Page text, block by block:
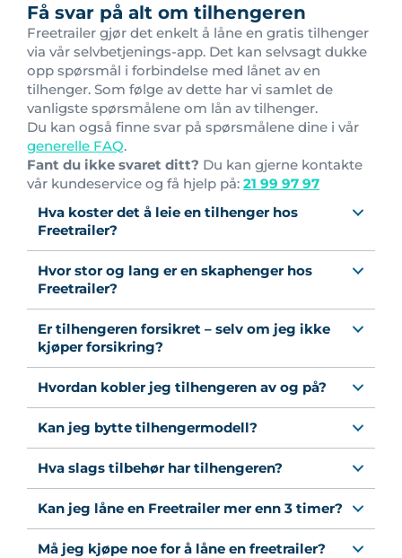
Få svar på alt om tilhengeren
Freetrailer gjør det enkelt å låne en gratis tilhenger
via vår selvbetjenings-app. Det kan selvsagt dukke
opp spørsmål i forbindelse med lånet av en
tilhenger. Som følge av dette har vi samlet de
vanligste spørsmålene om lån av tilhenger.
Du kan også finne svar på spørsmålene dine i vår
generelle FAQ.
Fant du ikke svaret ditt? Du kan gjerne kontakte
vår kundeservice og få hjelp på: 21 99 97 97
Hva koster det å leie en tilhenger hos
Freetrailer?
Hvor stor og lang er en skaphenger hos
Freetrailer?
Er tilhengeren forsikret – selv om jeg ikke
kjøper forsikring?
Hvordan kobler jeg tilhengeren av og på?
Kan jeg bytte tilhengermodell?
Hva slags tilbehør har tilhengeren?
Kan jeg låne en Freetrailer mer enn 3 timer?
Må jeg kjøpe noe for å låne en freetrailer?